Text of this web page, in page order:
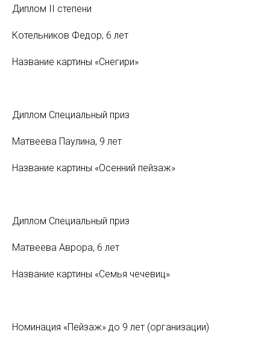
Диплом II степени
Котельников Федор, 6 лет
Название картины «Снегири»
Диплом Специальный приз
Матвеева Паулина, 9 лет
Название картины «Осенний пейзаж»
Диплом Специальный приз
Матвеева Аврора, 6 лет
Название картины «Семья чечевиц»
Номинация «Пейзаж» до 9 лет (организации)